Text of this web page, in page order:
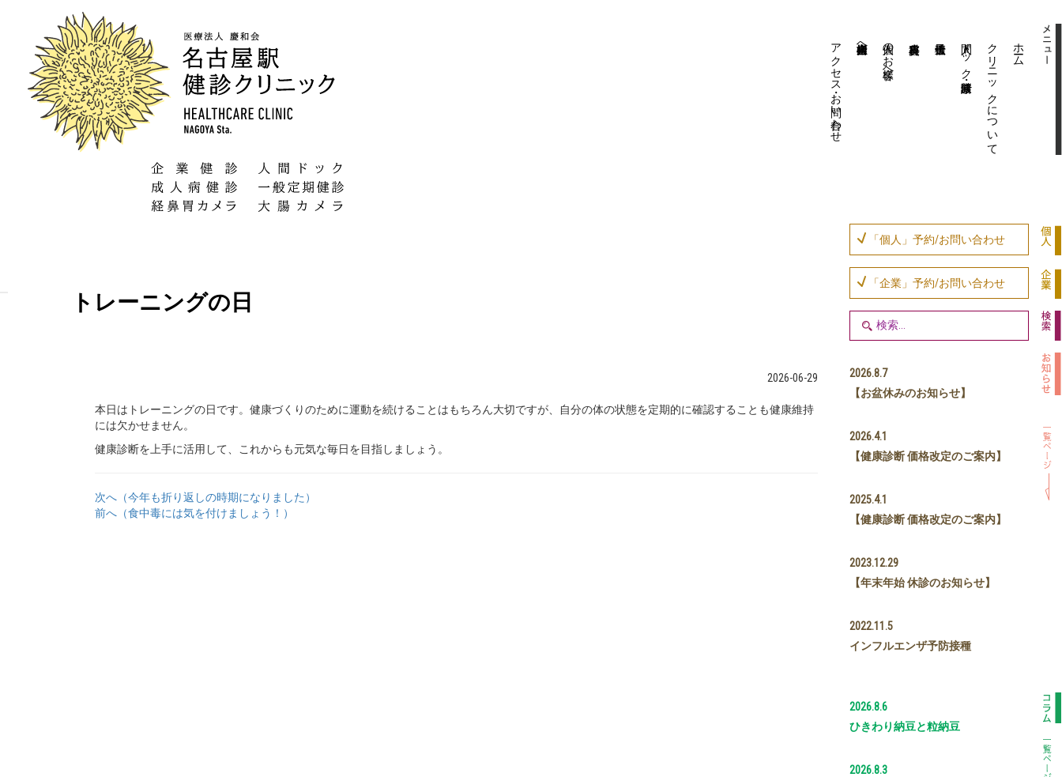
アクセス・お問い合わせ 企業内担当者様へ 個人のお客様へ 人間ドック・健康診断 クリニックについて ホーム
トレーニングの日
2026-06-29
本日はトレーニングの日です。健康づくりのために運動を続けることはもちろん大切ですが、自分の体の状態を定期的に確認することも健康維持
には欠かせません。
健康診断を上手に活用して、これからも元気な毎日を目指しましょう。
次へ（今年も折り返しの時期になりました）
前へ（食中毒には気を付けましょう！）
「個人」予約/お問い合わせ
「企業」予約/お問い合わせ
2026.8.7
【お盆休みのお知らせ】
2026.4.1
【健康診断 価格改定のご案内】
2025.4.1
【健康診断 価格改定のご案内】
2023.12.29
【年末年始 休診のお知らせ】
2022.11.5
インフルエンザ予防接種
2026.8.6
ひきわり納豆と粒納豆
2026.8.3